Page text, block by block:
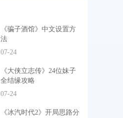
《骗子酒馆》中文设置方
法
07-24
《大侠立志传》24位妹子
全结缘攻略
07-24
《冰汽时代2》开局思路分